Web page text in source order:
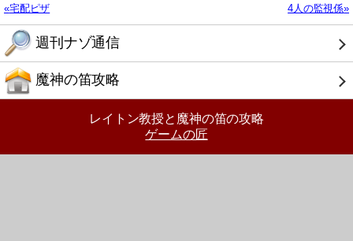
宅配ピザ 4人の監視係
週刊ナゾ通信
魔神の笛攻略
レイトン教授と魔神の笛の攻略
ゲームの匠